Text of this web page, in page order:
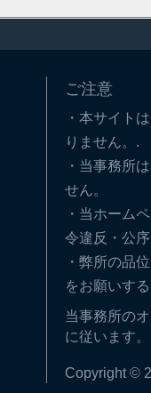
ご注意
・本サイト
りません。.
・当事務所
せん。
・当ホーム
令違反・公
・弊所の品
をお願いす
当事務所の
に従います。
Copyright ©